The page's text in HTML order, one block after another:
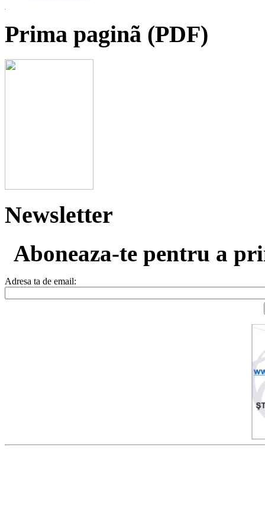
Prima paginã (PDF)
Newsletter
Aboneaza-te pentru a
Adresa ta de email: